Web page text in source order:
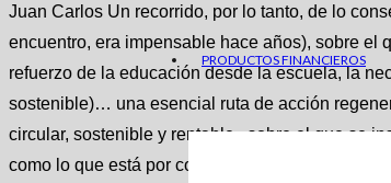
PRODUCTOS FINANCIEROS
Juan Carlos Un recorrido, por lo tanto, de lo
encuentro, era impensable hace años), sobre el
refuerzo de la educación desde la escuela, la
sostenible)… una esencial ruta de acción
circular, sostenible y rentable , sobre el que se
como lo que está por conseguir gracias a la